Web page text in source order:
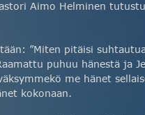
Aimo Helminen
”Miten pitäisi
puhuu hänestä ja
me hänet
kokonaan.